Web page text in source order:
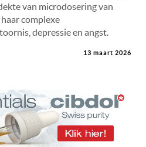
van microdosering van
complexe
depressie en angst.
13 maart 2026